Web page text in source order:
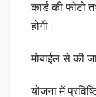
कार्ड की फोटो
होगी।
मोबाईल से की
योजना में